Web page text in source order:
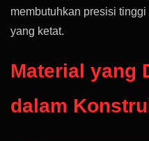
membutuhkan presisi
yang ketat.
Material yang
dalam